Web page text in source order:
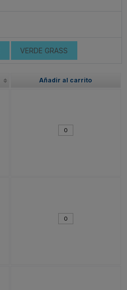
VERDE GRASS
Añadir al carrito